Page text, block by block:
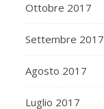
Ottobre 2017
Settembre 2017
Agosto 2017
Luglio 2017